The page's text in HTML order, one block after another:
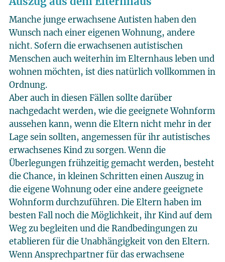
Manche junge erwachsene Autisten haben den
Wunsch nach einer eigenen Wohnung, andere
nicht. Sofern die erwachsenen autistischen
Menschen auch weiterhin im Elternhaus leben und
wohnen möchten, ist dies natürlich vollkommen in
Ordnung.
Aber auch in diesen Fällen sollte darüber
nachgedacht werden, wie die geeignete Wohnform
aussehen kann, wenn die Eltern nicht mehr in der
Lage sein sollten, angemessen für ihr autistisches
erwachsenes Kind zu sorgen. Wenn die
Überlegungen frühzeitig gemacht werden, besteht
die Chance, in kleinen Schritten einen Auszug in
die eigene Wohnung oder eine andere geeignete
Wohnform durchzuführen. Die Eltern haben im
besten Fall noch die Möglichkeit, ihr Kind auf dem
Weg zu begleiten und die Randbedingungen zu
etablieren für die Unabhängigkeit von den Eltern.
Wenn Ansprechpartner für das erwachsene